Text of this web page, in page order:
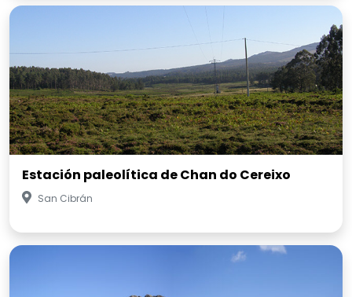
Estación paleolítica de Chan do Cereixo
San Cibrán